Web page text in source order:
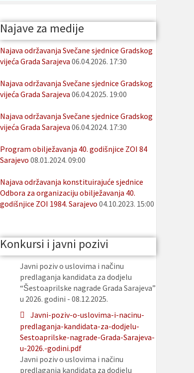
Najave za medije
Najava održavanja Svečane sjednice Gradskog
vijeća Grada Sarajeva 06.04.2026. 17:30
Najava održavanja Svečane sjednice Gradskog
vijeća Grada Sarajeva 06.04.2025. 19:00
Najava održavanja Svečane sjednice Gradskog
vijeća Grada Sarajeva 06.04.2024. 17:30
Program obilježavanja 40. godišnjice ZOI 84
Sarajevo 08.01.2024. 09:00
Najava održavanja konstituirajuće sjednice
Odbora za organizaciju obilježavanja 40.
godišnjice ZOI 1984. Sarajevo 04.10.2023. 15:00
Konkursi i javni pozivi
Javni poziv o uslovima i načinu
predlaganja kandidata za dodjelu
“Šestoaprilske nagrade Grada Sarajeva”
u 2026. godini - 08.12.2025.
Javni-poziv-o-uslovima-i-nacinu-
predlaganja-kandidata-za-dodjelu-
Sestoaprilske-nagrade-Grada-Sarajeva-
u-2026.-godini.pdf
Javni poziv o uslovima i načinu
predlaganja kandidata za dodjelu